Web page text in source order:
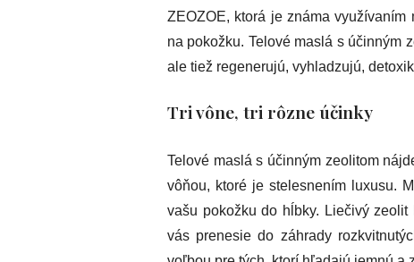
ZEOZOE, ktorá je známa
na pokožku. Telové maslá s účinným
ale tiež regenerujú, vyhladzujú,
Tri vône, tri rôzne účinky
Telové maslá s účinným zeolitom
vôňou, ktoré je stelesnením luxusu.
vašu pokožku do hĺbky. Liečivý
vás prenesie do záhrady